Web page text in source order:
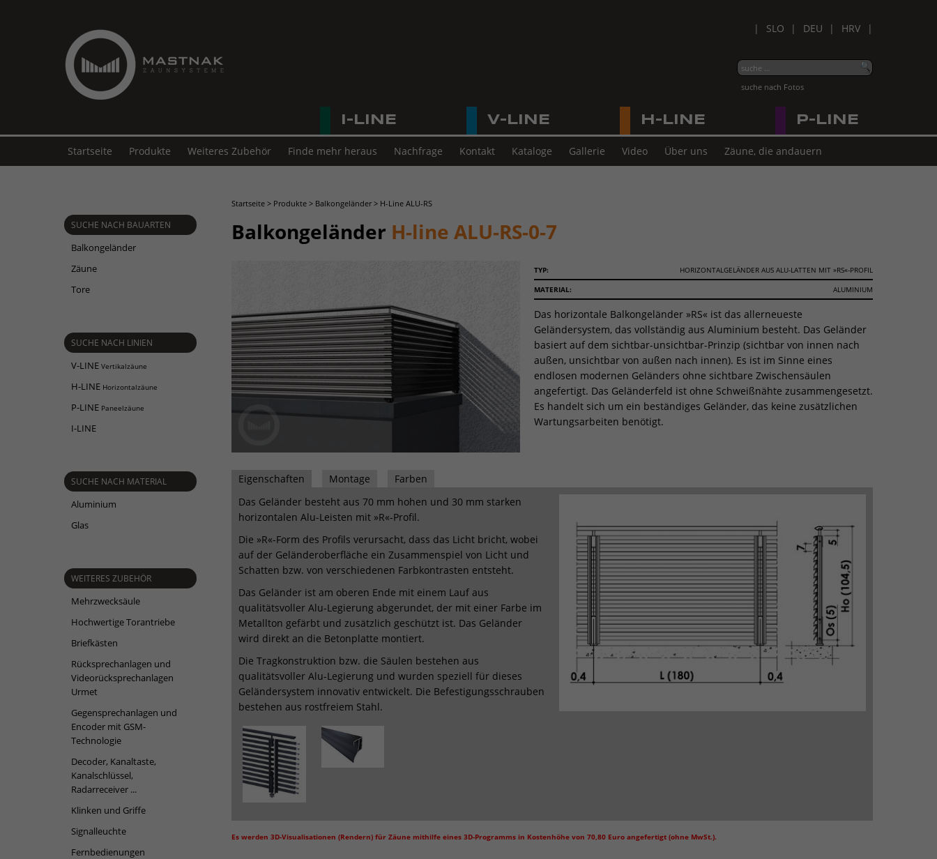
SLO DEU HRV
suche nach Fotos
I-LINE V-LINE H-LINE P-LINE
Startseite Produkte Weiteres Zubehör Finde mehr heraus Nachfrage Kontakt Kataloge Gallerie Video Über uns Zäune, die andauern
SUCHE NACH BAUARTEN
Balkongeländer
Zäune
Tore
SUCHE NACH LINIEN
V-LINE Vertikalzäune
H-LINE Horizontalzäune
P-LINE Paneelzäune
I-LINE
SUCHE NACH MATERIAL
Aluminium
Glas
WEITERES ZUBEHÖR
Mehrzwecksäule
Hochwertige Torantriebe
Briefkästen
Rücksprechanlagen und
Videorücksprechanlagen
Urmet
Gegensprechanlagen und
Encoder mit GSM-
Technologie
Decoder, Kanaltaste,
Kanalschlüssel,
Radarreceiver ...
Klinken und Griffe
Signalleuchte
Fernbedienungen
Startseite > Produkte > Balkongeländer > H-Line ALU-RS
Balkongeländer H-line ALU-RS-0-7
TYP:
HORIZONTALGELÄNDER AUS ALU-LATTEN MIT »RS«-PROFIL
MATERIAL:
ALUMINIUM
Das horizontale Balkongeländer »RS« ist das allerneueste
Geländersystem, das vollständig aus Aluminium besteht. Das Geländer
basiert auf dem sichtbar-unsichtbar-Prinzip (sichtbar von innen nach
außen, unsichtbar von außen nach innen). Es ist im Sinne eines
endlosen modernen Geländers ohne sichtbare Zwischensäulen
angefertigt. Das Geländerfeld ist ohne Schweißnähte zusammengesetzt.
Es handelt sich um ein beständiges Geländer, das keine zusätzlichen
Wartungsarbeiten benötigt.
Eigenschaften Montage
Farben
Das Geländer besteht aus 70 mm hohen und 30 mm starken
horizontalen Alu-Leisten mit »R«-Profil.
Die »R«-Form des Profils verursacht, dass das Licht bricht, wobei
auf der Geländeroberfläche ein Zusammenspiel von Licht und
Schatten bzw. von verschiedenen Farbkontrasten entsteht.
Das Geländer ist am oberen Ende mit einem Lauf aus
qualitätsvoller Alu-Legierung abgerundet, der mit einer Farbe im
Metallton gefärbt und zusätzlich geschützt ist. Das Geländer
wird direkt an die Betonplatte montiert.
Die Tragkonstruktion bzw. die Säulen bestehen aus
qualitätsvoller Alu-Legierung und wurden speziell für dieses
Geländersystem innovativ entwickelt. Die Befestigungsschrauben
bestehen aus rostfreiem Stahl.
Es werden 3D-Visualisationen (Rendern) für Zäune mithilfe eines 3D-Programms in Kostenhöhe von 70,80 Euro angefertigt (ohne MwSt.).